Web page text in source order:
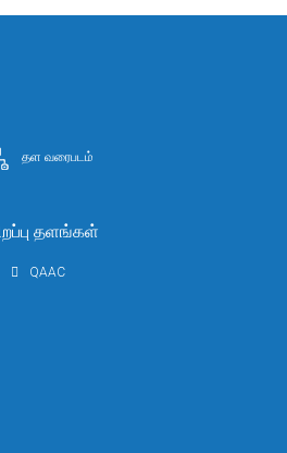
தள வரைபடம்
தளங்கள்
QAAC